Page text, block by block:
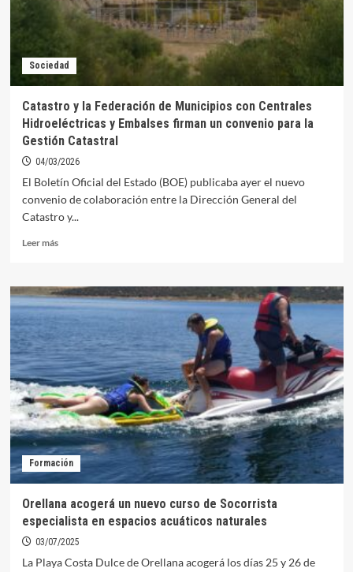
Sociedad
Catastro y la Federación de Municipios con Centrales
Hidroeléctricas y Embalses firman un convenio para la
Gestión Catastral
04/03/2026
El Boletín Oficial del Estado (BOE) publicaba ayer el nuevo
convenio de colaboración entre la Dirección General del
Catastro y...
Leer másLeer
Catastro
y
la
de
Municipios
con
Centrales
Hidroeléctricas
y
Embalses
firman
un
convenio
la
Gestión
Catastral
Formación
Orellana acogerá un nuevo curso de Socorrista
especialista en espacios acuáticos naturales
03/07/2025
La Playa Costa Dulce de Orellana acogerá los días 25 y 26 de